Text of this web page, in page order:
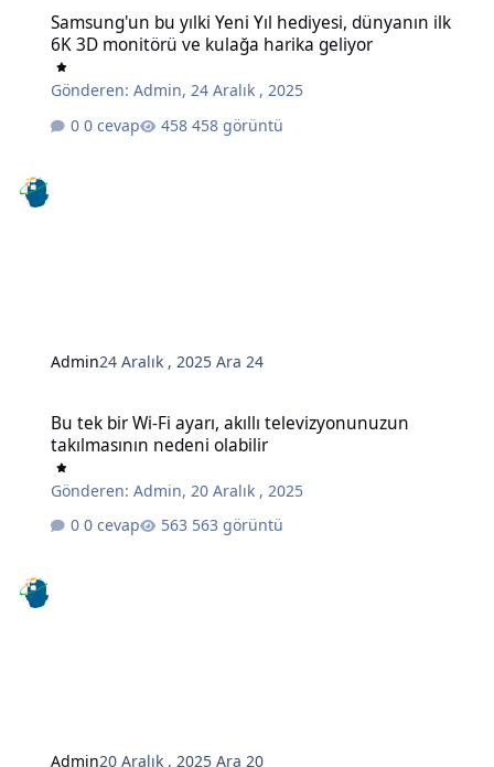
Samsung'un bu yılki Yeni Yıl hediyesi, dünyanın ilk
6K 3D monitörü ve kulağa harika geliyor
Gönderen:Admin,24 Aralık , 2025
0 cevap
458 görüntü
Admin24 Aralık , 2025Ara 24
Bu tek bir Wi-Fi ayarı, akıllı televizyonunuzun
takılmasının nedeni olabilir
Gönderen:Admin,20 Aralık , 2025
0 cevap
563 görüntü
Admin20 Aralık , 2025Ara 20